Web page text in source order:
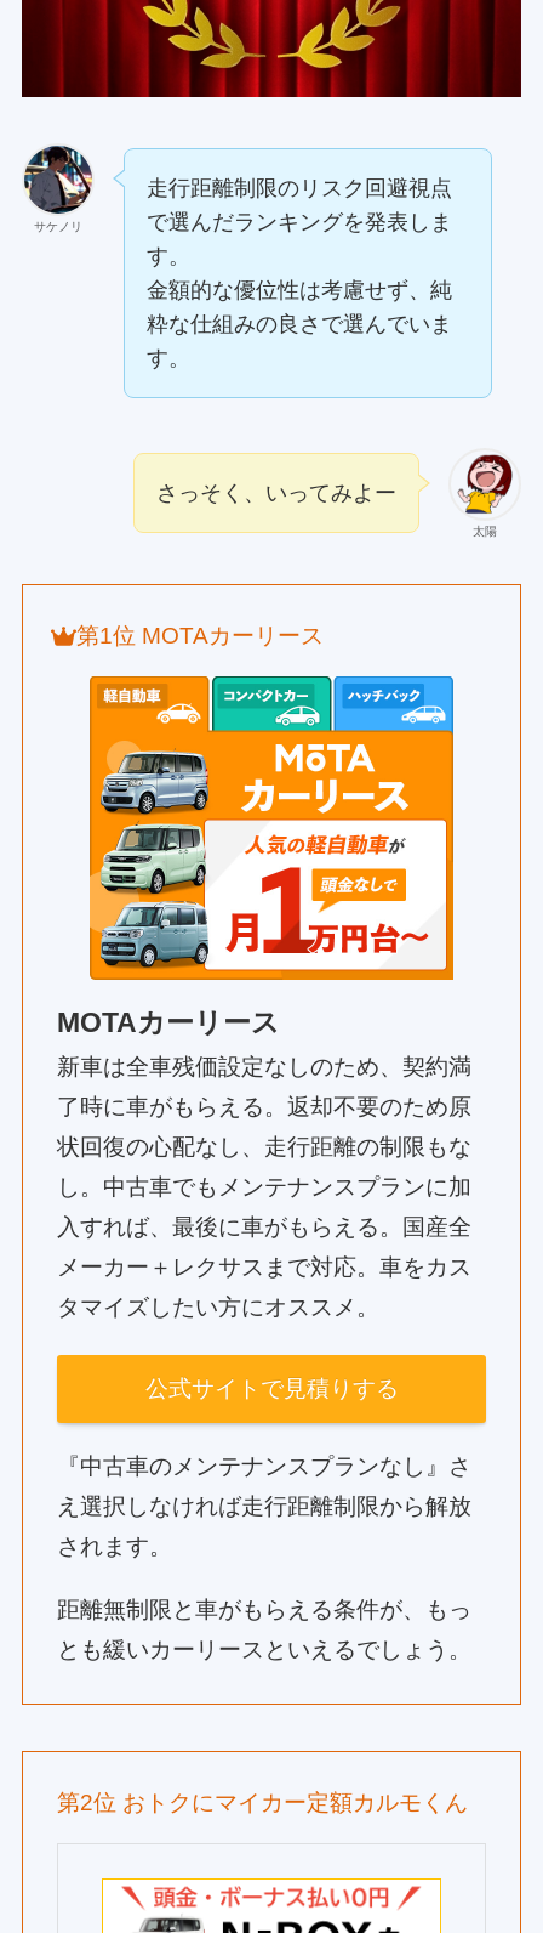
サケノリ
走行距離制限のリスク回避視点
で選んだランキングを発表しま
す。
金額的な優位性は考慮せず、純
粋な仕組みの良さで選んでいま
す。
太陽
さっそく、いってみよー
第1位 MOTAカーリース
MOTAカーリース
新車は全車残価設定なしのため、契約満
了時に車がもらえる。返却不要のため原
状回復の心配なし、走行距離の制限もな
し。中古車でもメンテナンスプランに加
入すれば、最後に車がもらえる。国産全
メーカー＋レクサスまで対応。車をカス
タマイズしたい方にオススメ。
公式サイトで見積りする
『中古車のメンテナンスプランなし』さ
え選択しなければ走行距離制限から解放
されます。
距離無制限と車がもらえる条件が、もっ
とも緩いカーリースといえるでしょう。
第2位 おトクにマイカー定額カルモくん